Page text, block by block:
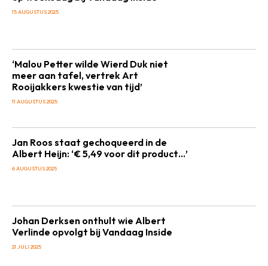
15 AUGUSTUS 2025
‘Malou Petter wilde Wierd Duk niet
meer aan tafel, vertrek Art
Rooijakkers kwestie van tijd’
11 AUGUSTUS 2025
Jan Roos staat gechoqueerd in de
Albert Heijn: ‘€ 5,49 voor dit product…’
6 AUGUSTUS 2025
Johan Derksen onthult wie Albert
Verlinde opvolgt bij Vandaag Inside
21 JULI 2025